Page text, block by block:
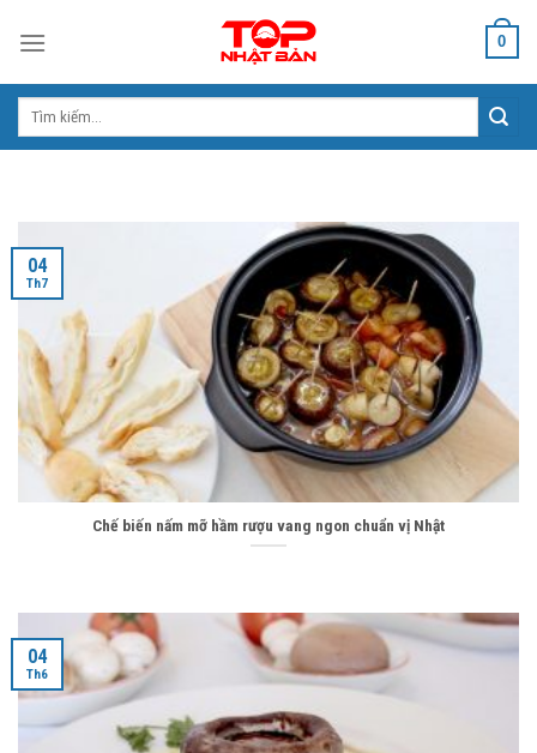
0
Tìm
Chế biến nấm mỡ hầm rượu vang ngon chuẩn vị Nhật
04
Th7
04
Th6